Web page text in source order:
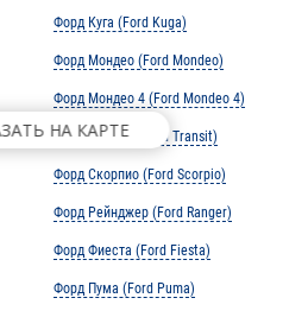
НА КАРТЕ
Форд Куга (Ford Kuga)
Форд Мондео (Ford Mondeo)
Форд Мондео 4 (Ford Mondeo 4)
Форд Транзит (Ford Transit)
Форд Скорпио (Ford Scorpio)
Форд Рейнджер (Ford Ranger)
Форд Фиеста (Ford Fiesta)
Форд Пума (Ford Puma)